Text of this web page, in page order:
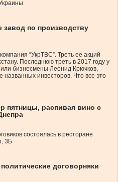
завод по производству
“УкрТВС”. Треть ее акций
Последнюю треть в 2017 году у
бизнесмены Леонид Крючков,
названных инвесторов. Что все это
пятницы, распивая вино с
состоялась в ресторане
3Б
договорняки